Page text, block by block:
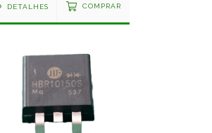
DETALHES COMPRAR